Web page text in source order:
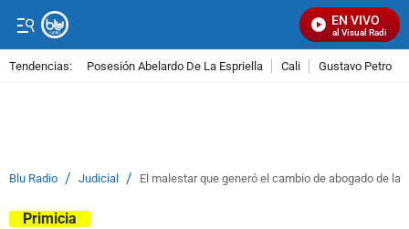
EN VIVO
Señal Visual Radio
Tendencias: Posesión Abelardo De La Espriella Cali Gustavo Petro
Blu Radio / Judicial / El malestar que generó el cambio de abogado de la
Primicia